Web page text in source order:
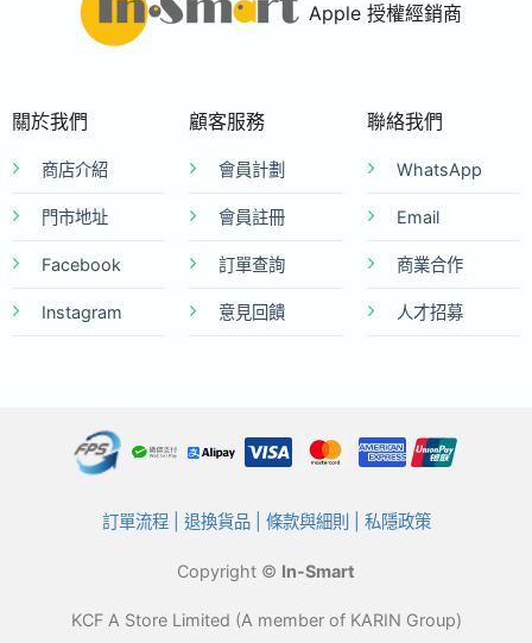
Apple 授權經銷商
關於我們
商店介紹
門市地址
Facebook
Instagram
顧客服務
會員計劃
會員註冊
訂單查詢
意見回饋
聯絡我們
WhatsApp
Email
商業合作
人才招募
訂單流程| 退換貨品| 條款與細則 私隱政策
Copyright © In-Smart
KCF A Store Limited (A member of KARIN Group)